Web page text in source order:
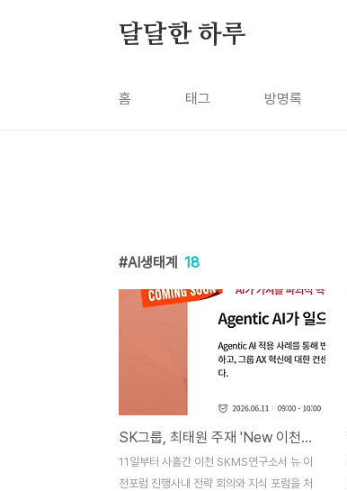
달달한 하루
홈 태그 방명록
AI생태계 18
SK그룹, 최태원 주재 'New 이천포럼' 개최… AI 중심 경영 로드맵 점검
11일부터 사흘간 이천 SKMS연구소서 뉴 이
천포럼 진행사내 전략 회의와 지식 포럼을 처